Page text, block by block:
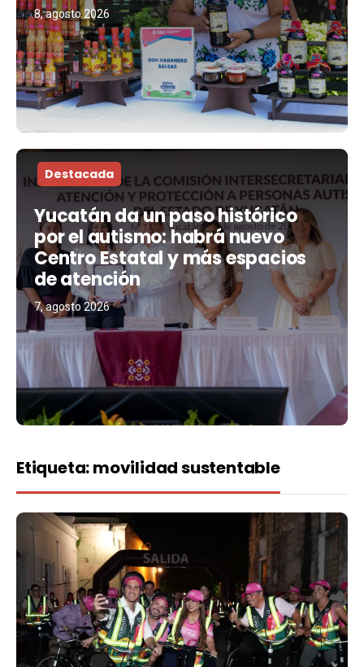
8, agosto 2026
Destacada
Yucatán da un paso histórico
por el autismo: habrá nuevo
Centro Estatal y más espacios
de atención
7, agosto 2026
Etiqueta:movilidad sustentable